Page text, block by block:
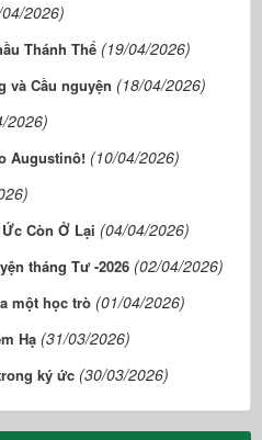
2026)
Thánh Thể (19/04/2026)
và Cầu nguyện (18/04/2026)
2026)
Augustinô! (10/04/2026)
Còn Ở Lại (04/04/2026)
tháng Tư -2026 (02/04/2026)
một học trò (01/04/2026)
Hạ (31/03/2026)
ký ức (30/03/2026)